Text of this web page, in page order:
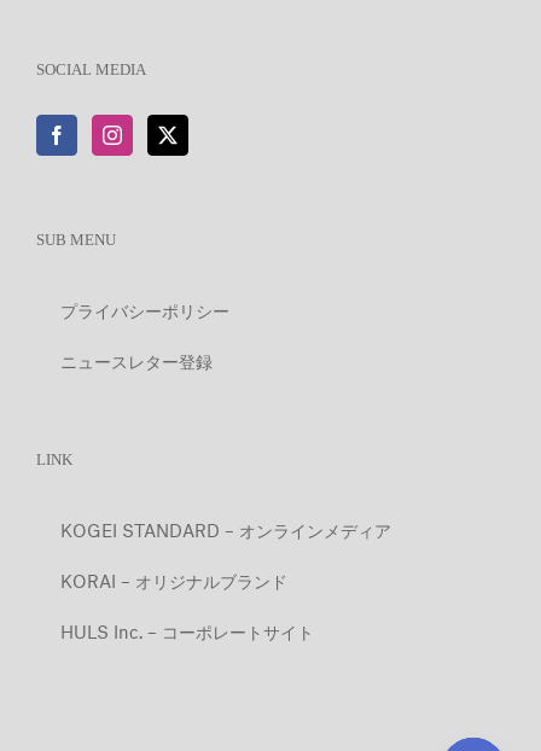
SOCIAL MEDIA
SUB MENU
プライバシーポリシー
ニュースレター登録
LINK
KOGEI STANDARD – オンラインメディア
KORAI – オリジナルブランド
HULS Inc. – コーポレートサイト